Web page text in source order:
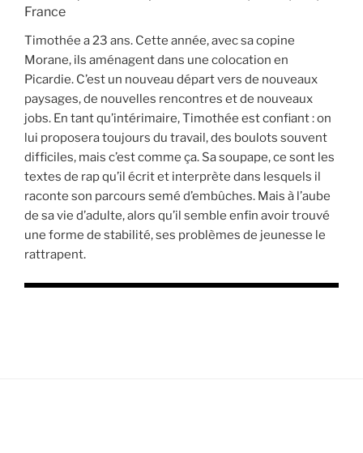
France
Timothée a 23 ans. Cette année, avec sa copine
Morane, ils aménagent dans une colocation en
Picardie. C’est un nouveau départ vers de nouveaux
paysages, de nouvelles rencontres et de nouveaux
jobs. En tant qu’intérimaire, Timothée est confiant : on
lui proposera toujours du travail, des boulots souvent
difficiles, mais c’est comme ça. Sa soupape, ce sont les
textes de rap qu’il écrit et interprète dans lesquels il
raconte son parcours semé d’embûches. Mais à l’aube
de sa vie d’adulte, alors qu’il semble enfin avoir trouvé
une forme de stabilité, ses problèmes de jeunesse le
rattrapent.